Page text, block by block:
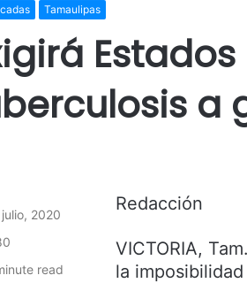
Tamaulipas
a
Redacción
VICTORIA,
la
julio, 2020
read